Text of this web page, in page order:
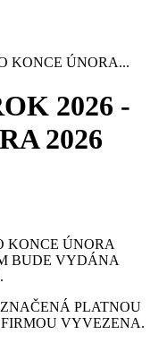
KONCE ÚNORA...
2026 -
2026
KONCE ÚNORA
BUDE VYDÁNA
PLATNOU
VYVEZENA.